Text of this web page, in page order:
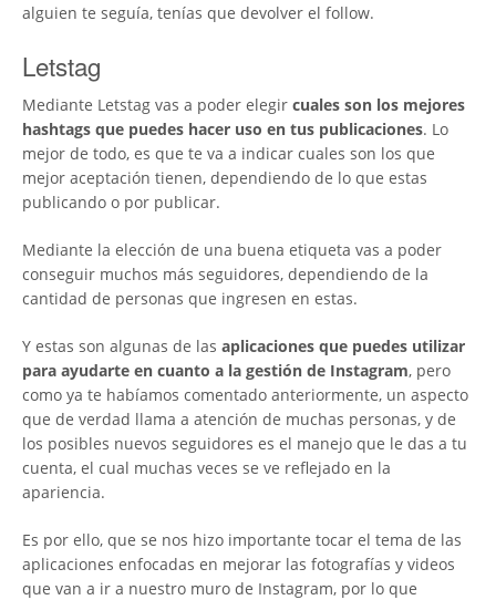
alguien te seguía, tenías que devolver el follow.
Letstag
Mediante Letstag vas a poder elegir cuales son los mejores
hashtags que puedes hacer uso en tus publicaciones. Lo
mejor de todo, es que te va a indicar cuales son los que
mejor aceptación tienen, dependiendo de lo que estas
publicando o por publicar.
Mediante la elección de una buena etiqueta vas a poder
conseguir muchos más seguidores, dependiendo de la
cantidad de personas que ingresen en estas.
Y estas son algunas de las aplicaciones que puedes utilizar
para ayudarte en cuanto a la gestión de Instagram, pero
como ya te habíamos comentado anteriormente, un aspecto
que de verdad llama a atención de muchas personas, y de
los posibles nuevos seguidores es el manejo que le das a tu
cuenta, el cual muchas veces se ve reflejado en la
apariencia.
Es por ello, que se nos hizo importante tocar el tema de las
aplicaciones enfocadas en mejorar las fotografías y videos
que van a ir a nuestro muro de Instagram, por lo que